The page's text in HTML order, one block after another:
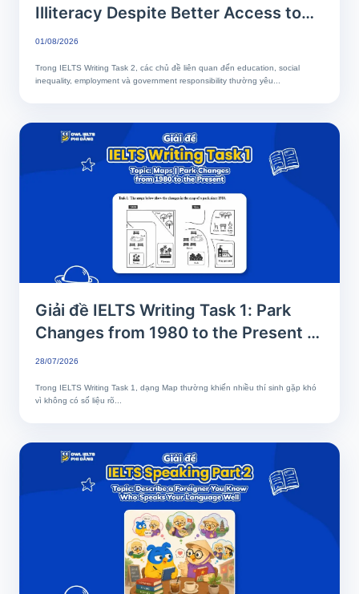
Illiteracy Despite Better Access to
Education | Phân tích chi tiết & Bài
01/08/2026
Trong IELTS Writing Task 2, các chủ đề liên quan đến education, social
inequality, employment và government responsibility thường yêu...
Giải đề IELTS Writing Task 1: Park
Changes from 1980 to the Present |
Phân tích chi tiết & Bài mẫu band 8+
28/07/2026
Trong IELTS Writing Task 1, dạng Map thường khiến nhiều thí sinh gặp khó
vì không có số liệu rõ...